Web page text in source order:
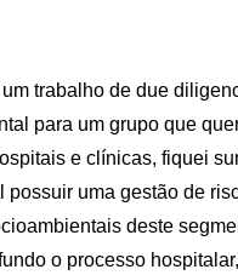
trabalho de due
para um grupo que
e clínicas, fiquei
possuir uma gestão de
deste
o processo